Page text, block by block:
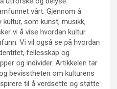
vårt. Gjennom å
som kunst, musikk,
vi å vise hvordan kultur
Vi vil også se på hvordan
fellesskap og
og individer. Artikkelen tar
bevisstheten om kulturens
til å verdsette og støtte